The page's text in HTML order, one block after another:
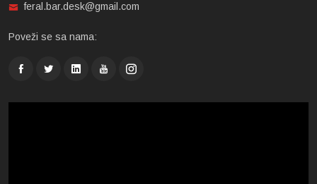
feral.bar.desk@gmail.com
Poveži se sa nama: